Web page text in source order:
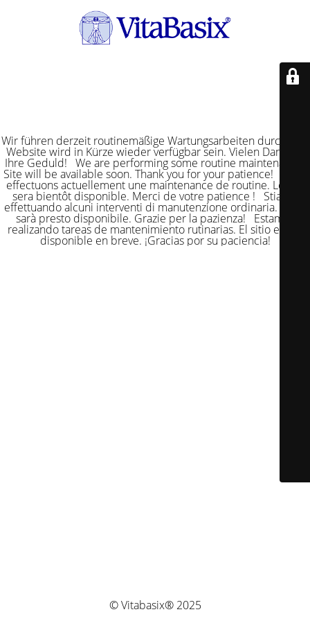
Wir führen derzeit routinemäßige Wartungsarbeiten durch. Die
Website wird in Kürze wieder verfügbar sein. Vielen Dank für
Ihre Geduld! We are performing some routine maintenance.
Site will be available soon. Thank you for your patience! Nous
effectuons actuellement une maintenance de routine. Le site
sera bientôt disponible. Merci de votre patience ! Stiamo
effettuando alcuni interventi di manutenzione ordinaria. Il sito
sarà presto disponibile. Grazie per la pazienza! Estamos
realizando tareas de mantenimiento rutinarias. El sitio estará
disponible en breve. ¡Gracias por su paciencia!
© Vitabasix® 2025